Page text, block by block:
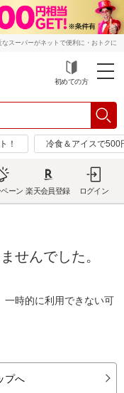
なスーパーがネットで便利に・おトクに
初めての方
！ 冷食＆アイスで500
ーン 楽天会員登録 ログイン
せんでした。
一時的に利用できない可
プへ